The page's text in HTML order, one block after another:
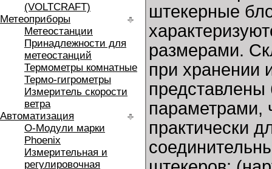
(VOLTCRAFT)
Метеоприборы
Метеостанции
Принадлежности для
метеостанций
Термометры комнатные
Термо-гигрометры
Измеритель скорости
ветра
Автоматизация
O-Модули марки
Phoenix
Измерительная и
регулировочная
штекерные
размерами.
при хранении
параметрами,
практически